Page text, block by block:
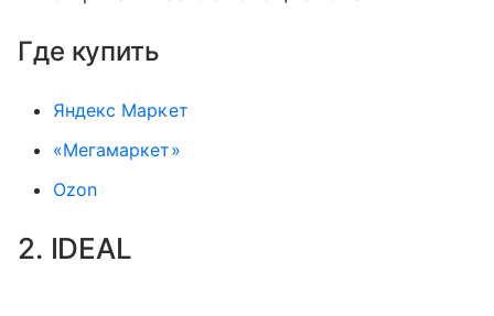
Где купить
Яндекс Маркет
«Мегамаркет»
Ozon
2. IDEAL